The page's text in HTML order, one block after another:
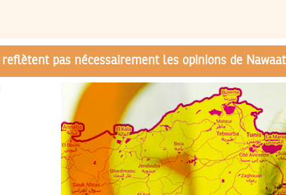
pas nécessairement les opinions de